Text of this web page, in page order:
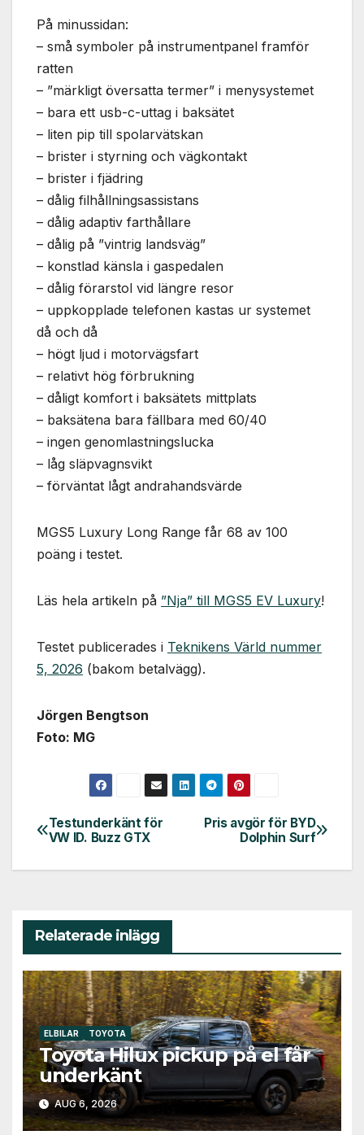
På minussidan:
– små symboler på instrumentpanel framför
ratten
– ”märkligt översatta termer” i menysystemet
– bara ett usb-c-uttag i baksätet
– liten pip till spolarvätskan
– brister i styrning och vägkontakt
– brister i fjädring
– dålig filhållningsassistans
– dålig adaptiv farthållare
– dålig på ”vintrig landsväg”
– konstlad känsla i gaspedalen
– dålig förarstol vid längre resor
– uppkopplade telefonen kastas ur systemet
då och då
– högt ljud i motorvägsfart
– relativt hög förbrukning
– dåligt komfort i baksätets mittplats
– baksätena bara fällbara med 60/40
– ingen genomlastningslucka
– låg släpvagnsvikt
– förväntat lågt andrahandsvärde
MGS5 Luxury Long Range får 68 av 100
poäng i testet.
Läs hela artikeln på ”Nja” till MGS5 EV Luxury!
Testet publicerades i Teknikens Värld nummer
5, 2026 (bakom betalvägg).
Jörgen Bengtson
Foto: MG
InläggsnavigeringPris avgör för BYD
Dolphin Surf
Testunderkänt för
VW ID. Buzz GTX
Relaterade inlägg
ELBILAR TOYOTA
Toyota Hilux pickup på el får
underkänt
AUG 6, 2026